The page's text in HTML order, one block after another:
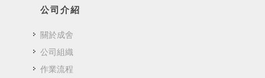
公司介紹
關於成舍
公司組織
作業流程